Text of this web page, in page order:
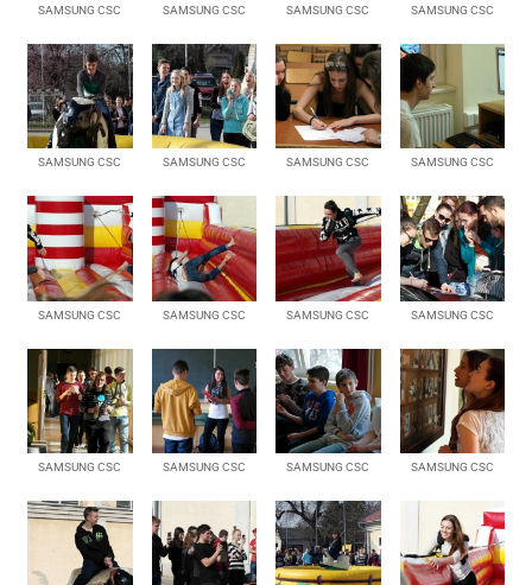
SAMSUNG CSC SAMSUNG CSC SAMSUNG CSC SAMSUNG CSC
SAMSUNG CSC SAMSUNG CSC SAMSUNG CSC SAMSUNG CSC
SAMSUNG CSC SAMSUNG CSC SAMSUNG CSC SAMSUNG CSC
SAMSUNG CSC SAMSUNG CSC SAMSUNG CSC SAMSUNG CSC